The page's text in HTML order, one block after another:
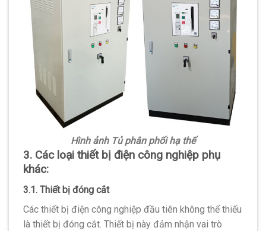
Hình ảnh Tủ phân phối hạ thế
3. Các loại thiết bị điện công nghiệp phụ
khác:
3.1. Thiết bị đóng cắt
Các thiết bị điện công nghiệp đầu tiên không thể thiếu
là thiết bị đóng cắt. Thiết bị này đảm nhận vai trò